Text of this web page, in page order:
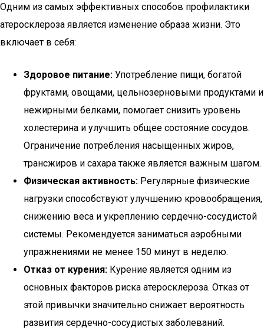
Одним из самых эффективных способов профилактики
атеросклероза является изменение образа жизни. Это
включает в себя:
Здоровое питание: Употребление пищи, богатой
фруктами, овощами, цельнозерновыми продуктами и
нежирными белками, помогает снизить уровень
холестерина и улучшить общее состояние сосудов.
Ограничение потребления насыщенных жиров,
трансжиров и сахара также является важным шагом.
Физическая активность: Регулярные физические
нагрузки способствуют улучшению кровообращения,
снижению веса и укреплению сердечно-сосудистой
системы. Рекомендуется заниматься аэробными
упражнениями не менее 150 минут в неделю.
Отказ от курения: Курение является одним из
основных факторов риска атеросклероза. Отказ от
этой привычки значительно снижает вероятность
развития сердечно-сосудистых заболеваний.